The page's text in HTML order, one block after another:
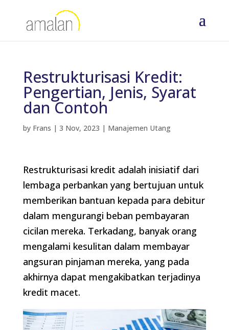
Restrukturisasi Kredit:
Pengertian, Jenis, Syarat
dan Contoh
by Frans | 3 Nov, 2023 | Manajemen Utang
Restrukturisasi kredit adalah inisiatif dari
lembaga perbankan yang bertujuan untuk
memberikan bantuan kepada para debitur
dalam mengurangi beban pembayaran
cicilan mereka. Terkadang, banyak orang
mengalami kesulitan dalam membayar
angsuran pinjaman mereka, yang pada
akhirnya dapat mengakibatkan terjadinya
kredit macet.